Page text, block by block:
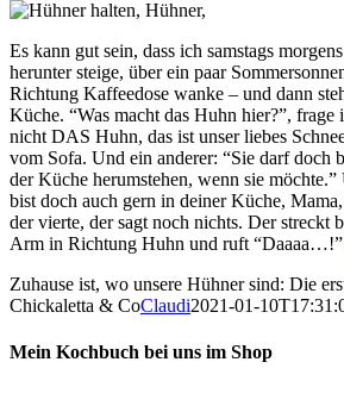
Es kann gut sein, dass ich samstags
herunter steige, über ein paar
Richtung Kaffeedose wanke – und dann
Küche. “Was macht das Huhn hier?”,
nicht DAS Huhn, das ist unser liebes
vom Sofa. Und ein anderer: “Sie darf doch
der Küche herumstehen, wenn sie
bist doch auch gern in deiner Küche,
der vierte, der sagt noch nichts. Der streckt
Arm in Richtung Huhn und ruft “Daaaa…!”
Zuhause ist, wo unsere Hühner sind: Die
Chickaletta & CoClaudi2021-01-
Mein Kochbuch bei uns im Shop